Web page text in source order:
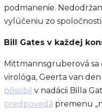
podmanenie.
vylúčeniu zo spoločnosti.
Bill Gates v každej
Mittmannsgruberová
virológa, Geerta van
pôsobil v nadácii Billa
predpovedá premenu